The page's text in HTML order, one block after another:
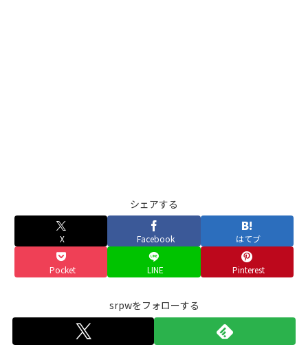
シェアする
X Facebook はてブ
Pocket LINE Pinterest
srpwをフォローする